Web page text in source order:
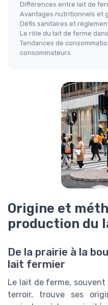
Différences entre lait de
Avantages nutritionnels et
Défis sanitaires et
Le rôle du lait de ferme
Tendances de
consommateurs
Origine et
production du
De la prairie à la
lait fermier
Le lait de ferme,
terroir, trouve ses